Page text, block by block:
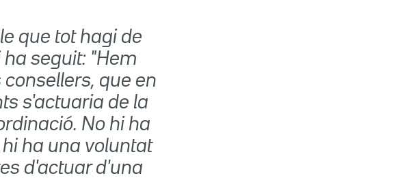
que tot hagi de
seguit: "Hem
que en
s'actuaria de la
No hi ha
hi ha una voluntat
d'actuar d'una